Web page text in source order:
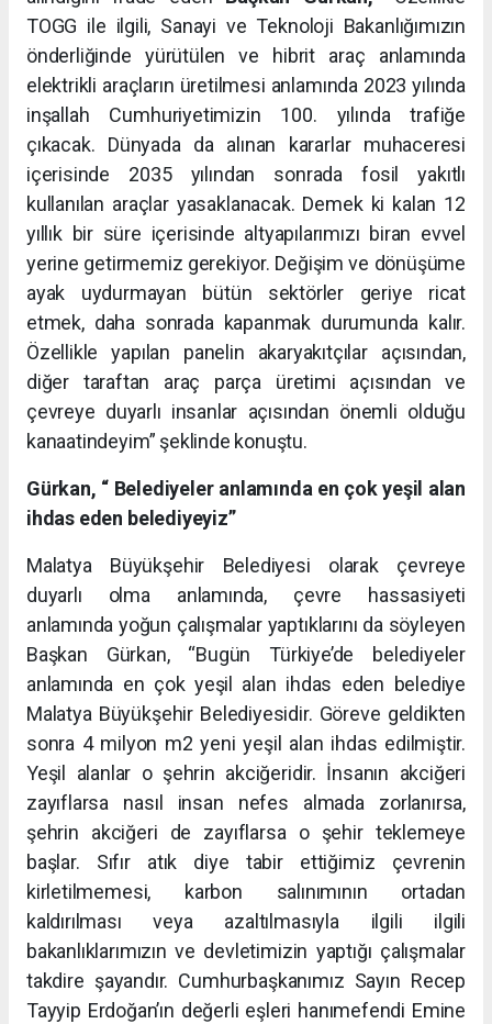
TOGG ile ilgili, Sanayi ve Teknoloji Bakanlığımızın
önderliğinde yürütülen ve hibrit araç anlamında
elektrikli araçların üretilmesi anlamında 2023 yılında
inşallah Cumhuriyetimizin 100. yılında trafiğe
çıkacak. Dünyada da alınan kararlar muhaceresi
içerisinde 2035 yılından sonrada fosil yakıtlı
kullanılan araçlar yasaklanacak. Demek ki kalan 12
yıllık bir süre içerisinde altyapılarımızı biran evvel
yerine getirmemiz gerekiyor. Değişim ve dönüşüme
ayak uydurmayan bütün sektörler geriye ricat
etmek, daha sonrada kapanmak durumunda kalır.
Özellikle yapılan panelin akaryakıtçılar açısından,
diğer taraftan araç parça üretimi açısından ve
çevreye duyarlı insanlar açısından önemli olduğu
kanaatindeyim” şeklinde konuştu.
Gürkan, “ Belediyeler anlamında en çok yeşil alan
ihdas eden belediyeyiz”
Malatya Büyükşehir Belediyesi olarak çevreye
duyarlı olma anlamında, çevre hassasiyeti
anlamında yoğun çalışmalar yaptıklarını da söyleyen
Başkan Gürkan, “Bugün Türkiye’de belediyeler
anlamında en çok yeşil alan ihdas eden belediye
Malatya Büyükşehir Belediyesidir. Göreve geldikten
sonra 4 milyon m2 yeni yeşil alan ihdas edilmiştir.
Yeşil alanlar o şehrin akciğeridir. İnsanın akciğeri
zayıflarsa nasıl insan nefes almada zorlanırsa,
şehrin akciğeri de zayıflarsa o şehir teklemeye
başlar. Sıfır atık diye tabir ettiğimiz çevrenin
kirletilmemesi, karbon salınımının ortadan
kaldırılması veya azaltılmasıyla ilgili ilgili
bakanlıklarımızın ve devletimizin yaptığı çalışmalar
takdire şayandır. Cumhurbaşkanımız Sayın Recep
Tayyip Erdoğan’ın değerli eşleri hanımefendi Emine